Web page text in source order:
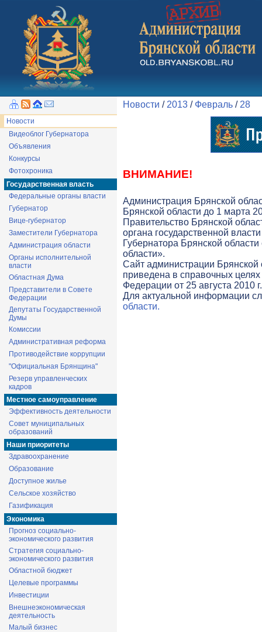
Новости
Видеоблог Губернатора
Объявления
Конкурсы
Фотохроника
Государственная власть
Федеральные органы власти
Губернатор
Вице-губернатор
Заместители Губернатора
Администрация области
Органы исполнительной
власти
Областная Дума
Представители в Совете
Федерации
Депутаты Государственной
Думы
Комиссии
Административная реформа
Противодействие коррупции
"Официальная Брянщина"
Резерв управленческих
кадров
Местное самоуправление
Эффективность деятельности
Совет муниципальных
образований
Наши приоритеты
Здравоохранение
Образование
Доступное жилье
Сельское хозяйство
Газификация
Экономика
Прогноз социально-
экономического развития
Стратегия социально-
экономического развития
Областной бюджет
Целевые программы
Инвестиции
Внешнеэкономическая
деятельность
Малый бизнес
Новости / 2013 / Февраль / 28
ВНИМАНИЕ!
Администрация Брянской
Брянской области до 1 марта
Правительство Брянской
органа государственной
Губернатора Брянской
области».
Cайт администрации
приведена в справочных целях
Федерации от 25 августа 2010
Для актуальной информации
области.